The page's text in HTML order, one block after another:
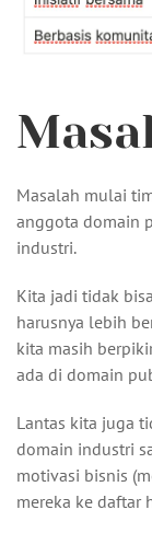
Masalah mulai
anggota domain
industri.
Kita jadi tidak
harusnya lebih
kita masih
ada di domain
Lantas kita juga
domain industri
motivasi bisnis
mereka ke daftar